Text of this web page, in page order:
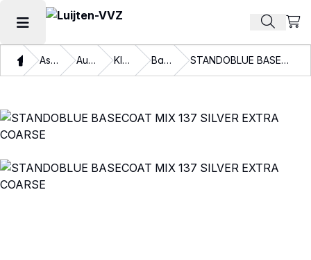
Hoofdmenu openen Zoek
ThuisAssortiment Autolakken Kleurlakken Basislakken STANDOBLUE BASECOAT MIX 137 SILVER EXTRA COARSE